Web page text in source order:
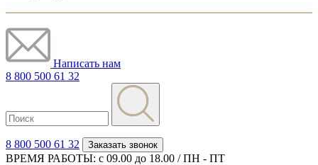
Написать нам
8 800 500 61 32
8 800 500 61 32 Заказать звонок
ВРЕМЯ РАБОТЫ: с 09.00 до 18.00 / ПН - ПТ